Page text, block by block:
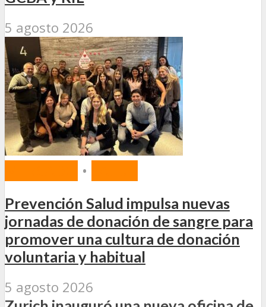
5 agosto 2026
•
Prevención Salud impulsa nuevas
jornadas de donación de sangre para
promover una cultura de donación
voluntaria y habitual
5 agosto 2026